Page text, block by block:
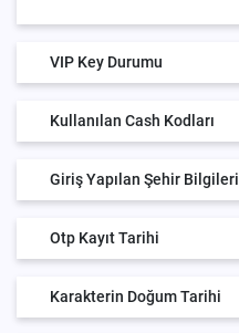
VIP Key Durumu
Kullanılan Cash Kodları
Giriş Yapılan Şehir Bilgileri
Otp Kayıt Tarihi
Karakterin Doğum Tarihi